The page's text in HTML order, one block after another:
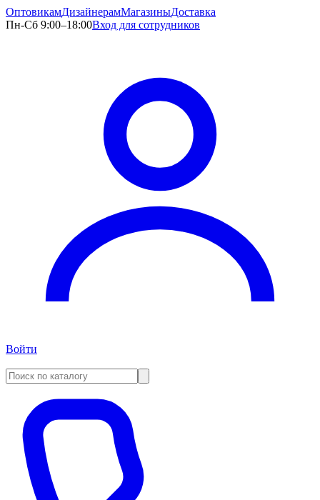
ОптовикамДизайнерамМагазиныДоставка
Пн-Сб 9:00–18:00Вход для сотрудников
Войти